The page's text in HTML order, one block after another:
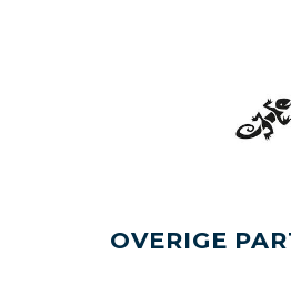
OVERIGE